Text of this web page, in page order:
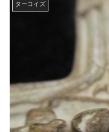
ターコイズ